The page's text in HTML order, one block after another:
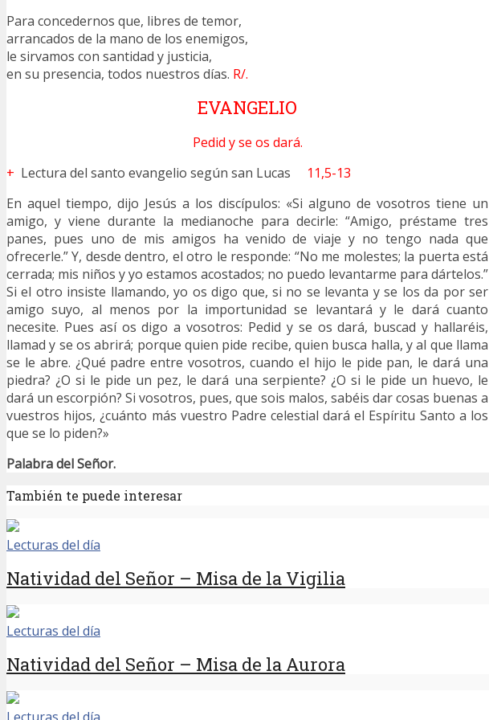
Para concedernos que, libres de temor,
arrancados de la mano de los enemigos,
le sirvamos con santidad y justicia,
en su presencia, todos nuestros días. R/.
EVANGELIO
Pedid y se os dará.
+ Lectura del santo evangelio según san Lucas 11,5-13
En aquel tiempo, dijo Jesús a los discípulos: «Si alguno de vosotros tiene un
amigo, y viene durante la medianoche para decirle: “Amigo, préstame tres
panes, pues uno de mis amigos ha venido de viaje y no tengo nada que
ofrecerle.” Y, desde dentro, el otro le responde: “No me molestes; la puerta está
cerrada; mis niños y yo estamos acostados; no puedo levantarme para dártelos.”
Si el otro insiste llamando, yo os digo que, si no se levanta y se los da por ser
amigo suyo, al menos por la importunidad se levantará y le dará cuanto
necesite. Pues así os digo a vosotros: Pedid y se os dará, buscad y hallaréis,
llamad y se os abrirá; porque quien pide recibe, quien busca halla, y al que llama
se le abre. ¿Qué padre entre vosotros, cuando el hijo le pide pan, le dará una
piedra? ¿O si le pide un pez, le dará una serpiente? ¿O si le pide un huevo, le
dará un escorpión? Si vosotros, pues, que sois malos, sabéis dar cosas buenas a
vuestros hijos, ¿cuánto más vuestro Padre celestial dará el Espíritu Santo a los
que se lo piden?»
Palabra del Señor.
También te puede interesar
Lecturas del día
Natividad del Señor – Misa de la Vigilia
Lecturas del día
Natividad del Señor – Misa de la Aurora